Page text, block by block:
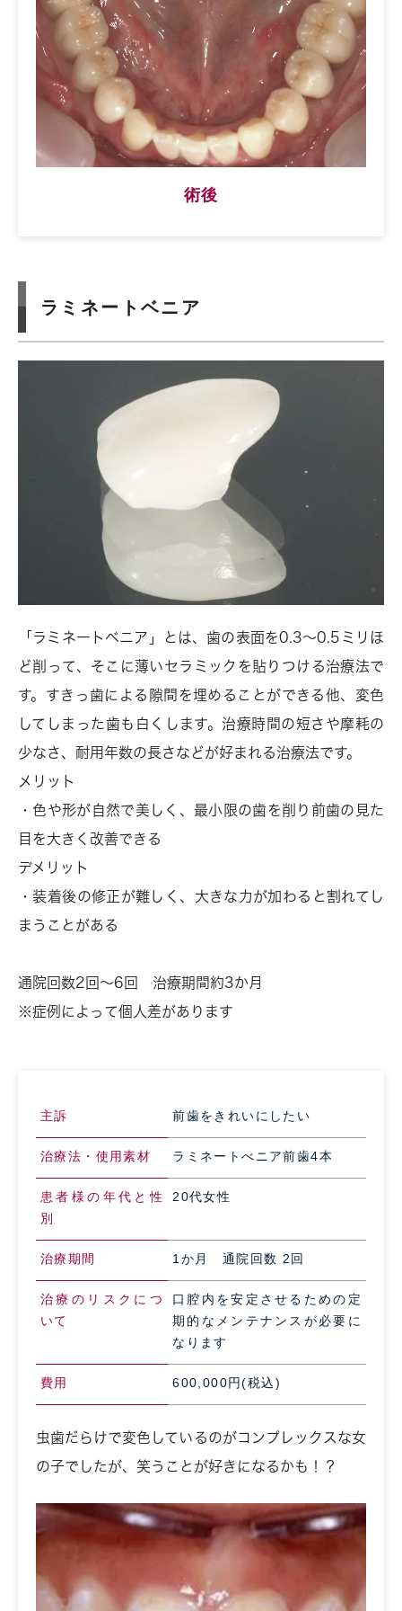
術後
ラミネートベニア
「ラミネートベニア」とは、歯の表面を0.3～0.5ミリほ
ど削って、そこに薄いセラミックを貼りつける治療法で
す。すきっ歯による隙間を埋めることができる他、変色
してしまった歯も白くします。治療時間の短さや摩耗の
少なさ、耐用年数の長さなどが好まれる治療法です。
メリット
・色や形が自然で美しく、最小限の歯を削り前歯の見た
目を大きく改善できる
デメリット
・装着後の修正が難しく、大きな力が加わると割れてし
まうことがある
通院回数2回～6回 治療期間約3か月
※症例によって個人差があります
主訴 前歯をきれいにしたい
治療法・使用素材 ラミネートべニア前歯4本
患者様の年代と性
別
20代女性
治療期間 1か月 通院回数 2回
治療のリスクにつ
いて
口腔内を安定させるための定
期的なメンテナンスが必要に
なります
費用 600,000円(税込)
虫歯だらけで変色しているのがコンプレックスな女
の子でしたが、笑うことが好きになるかも！？